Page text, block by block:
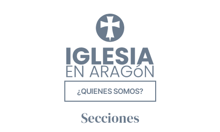
¿QUIENES SOMOS?
Secciones